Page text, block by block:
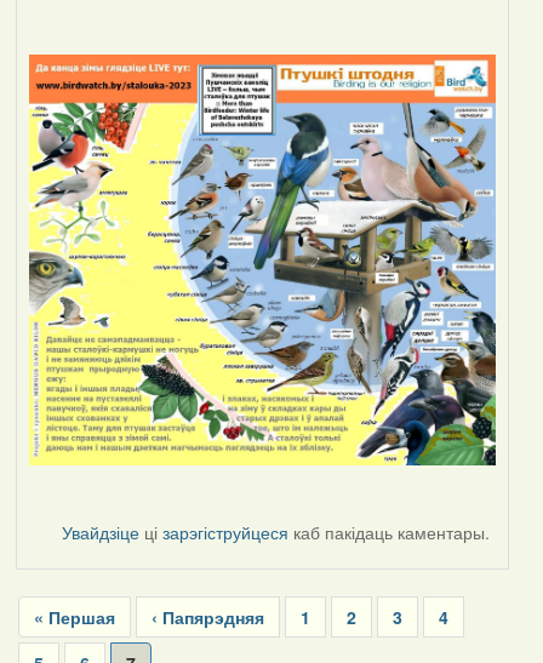
Увайдзіце цізарэгіструйцеся каб пакідаць каментары.
Pagination
First
page
« Першая
Previous
page
‹ Папярэдняя Page
1 Page
2 Page
3 Page
4